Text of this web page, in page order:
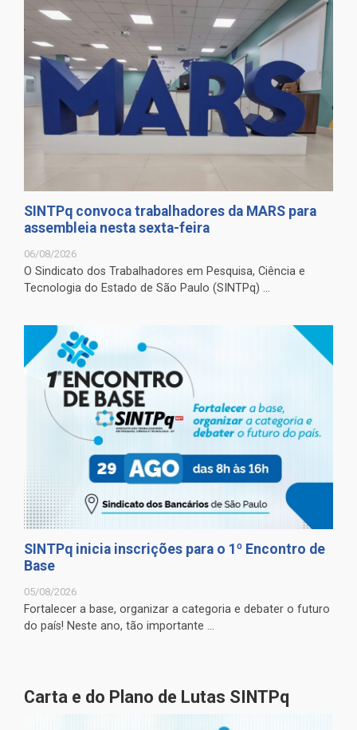
SINTPq convoca trabalhadores da MARS para
assembleia nesta sexta-feira
06/08/2026
O Sindicato dos Trabalhadores em Pesquisa, Ciência e
Tecnologia do Estado de São Paulo (SINTPq) ...
SINTPq inicia inscrições para o 1º Encontro de
Base
05/08/2026
Fortalecer a base, organizar a categoria e debater o futuro
do país! Neste ano, tão importante ...
Carta e do Plano de Lutas SINTPq